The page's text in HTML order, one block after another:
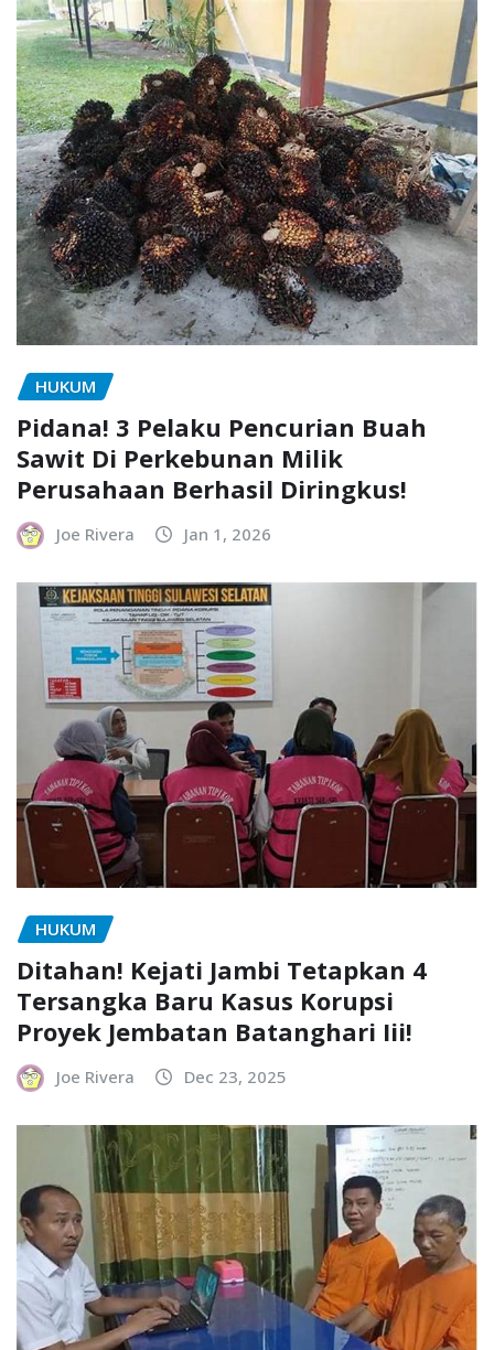
HUKUM
Pidana! 3 Pelaku Pencurian Buah
Sawit Di Perkebunan Milik
Perusahaan Berhasil Diringkus!
Joe Rivera Jan 1, 2026
HUKUM
Ditahan! Kejati Jambi Tetapkan 4
Tersangka Baru Kasus Korupsi
Proyek Jembatan Batanghari Iii!
Joe Rivera Dec 23, 2025